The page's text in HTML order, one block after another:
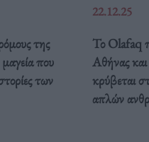
της
που
των
22.12.25
Το Olafaq
Αθήνας
κρύβεται
απλών